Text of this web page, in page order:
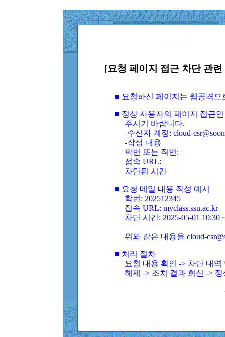
[요청 페이지 접근 차단 관
■ 요청하신 페이지는 웹공격
■ 정상 사용자의 페이지 접근
주시기 바랍니다.
-수신자 계정: cloud-
-작성 내용
학번 또는 직번:
접속 URL:
차단된 시간
■ 요청 메일 내용 작성 예시
학번: 202512345
접속 URL: myclass.ssu.ac.kr
차단 시간: 2025-05-01 10:30
위와 같은 내용을 cloud-
■ 처리 절차
요청 내용 확인 -> 차단 내
해제 -> 조치 결과 회신 ->